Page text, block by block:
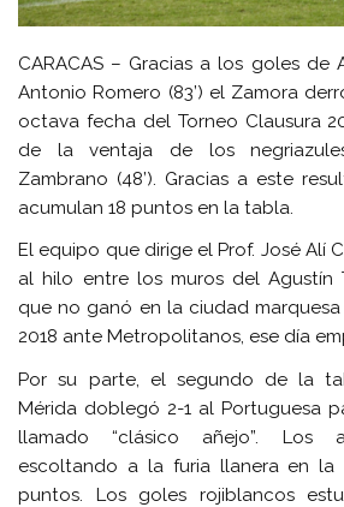
CARACAS – Gracias a los goles de
Antonio Romero (83’) el Zamora
octava fecha del Torneo Clausura
de la ventaja de los
Zambrano (48’). Gracias a este
acumulan 18 puntos en la tabla.
El equipo que dirige el Prof. José Alí
al hilo entre los muros del Agustín
que no ganó en la ciudad
2018 ante Metropolitanos, ese día
Por su parte, el segundo de la
Mérida doblegó 2-1 al Portuguesa
llamado “clásico añejo”. Los
escoltando a la furia llanera en la
puntos. Los goles rojiblancos